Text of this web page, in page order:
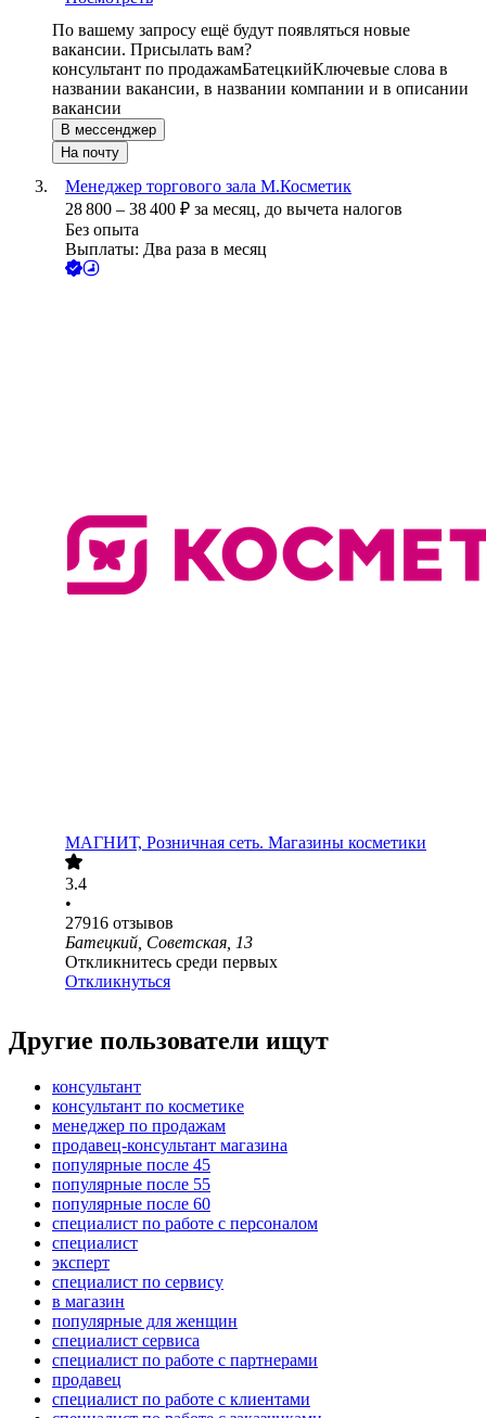
По вашему запросу ещё будут появляться новые
вакансии. Присылать вам?
консультант по продажамБатецкийКлючевые слова в
названии вакансии, в названии компании и в описании
вакансии
В мессенджер
На почту
Менеджер торгового зала М.Косметик
28 800 – 38 400 ₽ за месяц, до вычета налогов
Без опыта
Выплаты: Два раза в месяц
МАГНИТ, Розничная сеть. Магазины косметики
3.4
•
27916 отзывов
Батецкий, Советская, 13
Откликнитесь среди первых
Откликнуться
Другие пользователи ищут
консультант
консультант по косметике
менеджер по продажам
продавец-консультант магазина
популярные после 45
популярные после 55
популярные после 60
специалист по работе с персоналом
специалист
эксперт
специалист по сервису
в магазин
популярные для женщин
специалист сервиса
специалист по работе с партнерами
продавец
специалист по работе с клиентами